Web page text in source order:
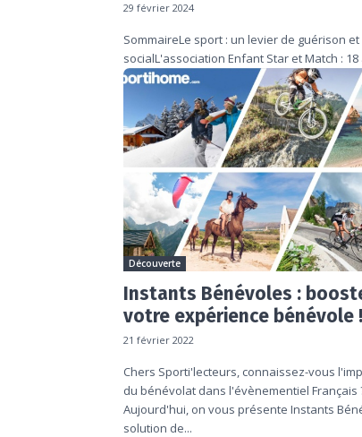
29 février 2024
SommaireLe sport : un levier de guérison
socialL'association Enfant Star et Match : 18
Découverte
Instants Bénévoles :
votre expérience bénévole !
21 février 2022
Chers Sporti'lecteurs, connaissez-vous
du bénévolat dans l'évènementiel Français
Aujourd'hui, on vous présente Instants
solution de...